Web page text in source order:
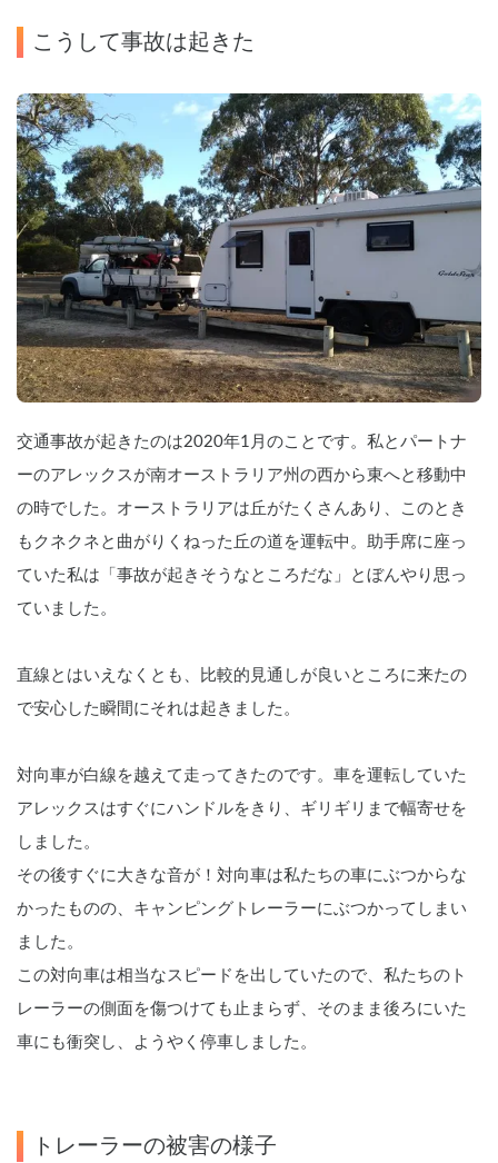
こうして事故は起きた
交通事故が起きたのは2020年1月のことです。私とパートナ
ーのアレックスが南オーストラリア州の西から東へと移動中
の時でした。オーストラリアは丘がたくさんあり、このとき
もクネクネと曲がりくねった丘の道を運転中。助手席に座っ
ていた私は「事故が起きそうなところだな」とぼんやり思っ
ていました。
直線とはいえなくとも、比較的見通しが良いところに来たの
で安心した瞬間にそれは起きました。
対向車が白線を越えて走ってきたのです。車を運転していた
アレックスはすぐにハンドルをきり、ギリギリまで幅寄せを
しました。
その後すぐに大きな音が！対向車は私たちの車にぶつからな
かったものの、キャンピングトレーラーにぶつかってしまい
ました。
この対向車は相当なスピードを出していたので、私たちのト
レーラーの側面を傷つけても止まらず、そのまま後ろにいた
車にも衝突し、ようやく停車しました。
トレーラーの被害の様子